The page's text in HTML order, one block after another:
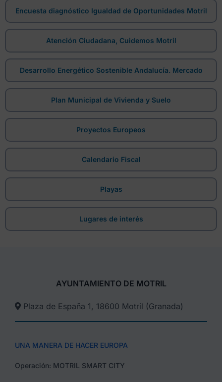
Encuesta diagnóstico Igualdad de Oportunidades Motril
Atención Ciudadana, Cuidemos Motril
Desarrollo Energético Sostenible Andalucía. Mercado
Plan Municipal de Vivienda y Suelo
Proyectos Europeos
Calendario Fiscal
Playas
Lugares de interés
AYUNTAMIENTO DE MOTRIL
Plaza de España 1, 18600 Motril (Granada)​
UNA MANERA DE HACER EUROPA
Operación: MOTRIL SMART CITY